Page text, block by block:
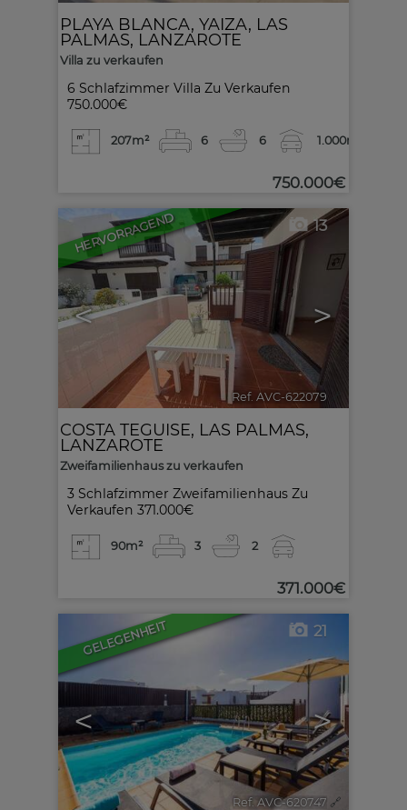
6 Schlafzimmer Villa Zu Verkaufen
750.000€
PLAYA BLANCA, YAIZA, LAS
PALMAS, LANZAROTE
Villa zu verkaufen
207m² 6 6 1.000m²
750.000€
HERVORRAGEND
< >
13
Ref. AVC-622079
3 Schlafzimmer Zweifamilienhaus Zu
Verkaufen 371.000€
COSTA TEGUISE, LAS PALMAS,
LANZAROTE
Zweifamilienhaus zu verkaufen
90m² 3 2
371.000€
GELEGENHEIT
< >
21
Ref. AVC-620747 🔗